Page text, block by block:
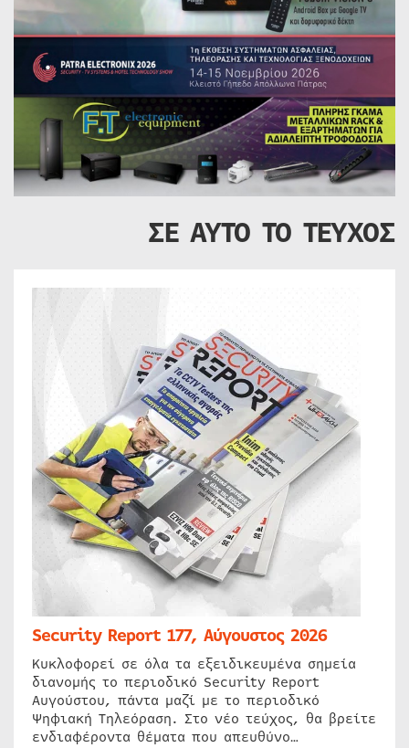
ΣΕ ΑΥΤΟ ΤΟ ΤΕΥΧΟΣ
Security Report 177, Αύγουστος 2026
Κυκλοφορεί σε όλα τα εξειδικευμένα σημεία
διανομής το περιοδικό Security Report
Αυγούστου, πάντα μαζί με το περιοδικό
Ψηφιακή Τηλεόραση. Στο νέο τεύχος, θα βρείτε
ενδιαφέροντα θέματα που απευθύνο…